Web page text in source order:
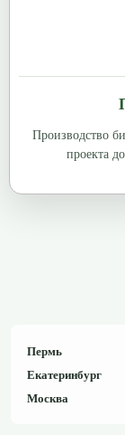
Производство
проекта
Пермь
Екатеринбург
Москва